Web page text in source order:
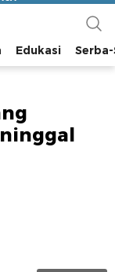
Edukasi